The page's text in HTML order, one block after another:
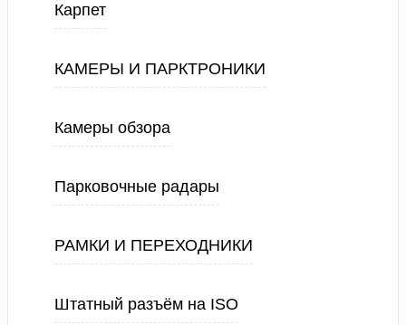
Карпет
КАМЕРЫ И ПАРКТРОНИКИ
Камеры обзора
Парковочные радары
РАМКИ И ПЕРЕХОДНИКИ
Штатный разъём на ISO